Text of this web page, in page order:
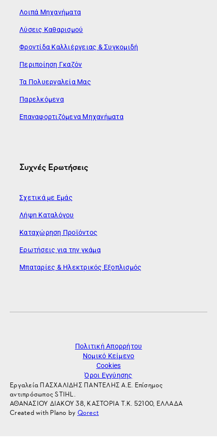
Λοιπά Μηχανήματα
Λύσεις Καθαρισμού
Φροντίδα Καλλιέργειας & Συγκομιδή
Περιποίηση Γκαζόν
Τα Πολυεργαλεία Μας
Παρελκόμενα
Επαναφορτιζόμενα Μηχανήματα
Συχνές Ερωτήσεις
Σχετικά με Εμάς
Λήψη Καταλόγου
Καταχώρηση Προϊόντος
Ερωτήσεις για την γκάμα
Μπαταρίες & Ηλεκτρικός Εξοπλισμός
Πολιτική Απορρήτου
Νομικό Κείμενο
Cookies
Όροι Εγγύησης
Εργαλεία ΠΑΣΧΑΛΙΔΗΣ ΠΑΝΤΕΛΗΣ Α.Ε. Επίσημος
αντιπρόσωπος STIHL.
ΑΘΑΝΑΣΙΟΥ ΔΙΑΚΟΥ 38, ΚΑΣΤΟΡΙΑ Τ.Κ. 52100, ΕΛΛΑΔΑ
Created with Plano by Qorect